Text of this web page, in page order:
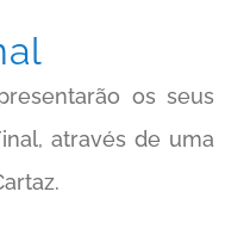
os seus
através de uma